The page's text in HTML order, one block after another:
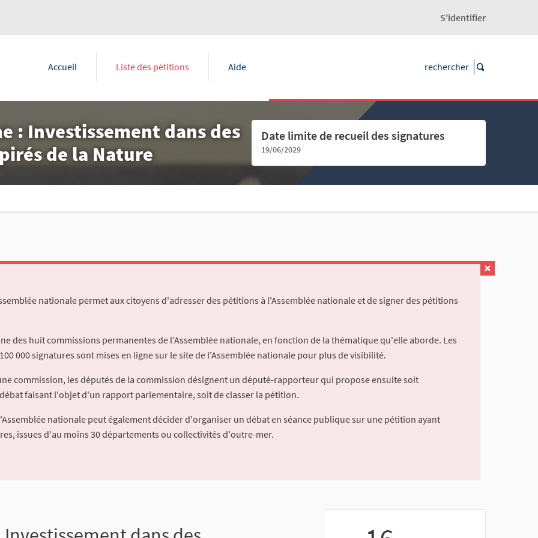
S'identifier
Accueil Liste des pétitions Aide
: Investissement dans des
de la Nature
Date limite de recueil des signatures
19/06/2029
nationale permet aux citoyens d'adresser des pétitions à l'Assemblée nationale et de signer des pétitions
des huit commissions permanentes de l'Assemblée nationale, en fonction de la thématique qu'elle aborde. Les
000 signatures sont mises en ligne sur le site de l'Assemblée nationale pour plus de visibilité.
commission, les députés de la commission désignent un député-rapporteur qui propose ensuite soit
faisant l'objet d'un rapport parlementaire, soit de classer la pétition.
nationale peut également décider d'organiser un débat en séance publique sur une pétition ayant
issues d'au moins 30 départements ou collectivités d'outre-mer.